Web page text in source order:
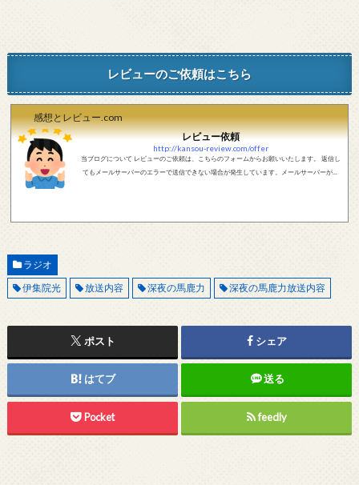
レビューのご依頼はこちら
感想とレビュー.com
レビュー依頼
http://kansou-review.com/offer
当ブログについて レビューのご依頼は、こちらのフォームからお願いいたします。 返信し
てもメールサーバーのエラーで送信できない場合が発生しています。メールサーバーが正
ラジオ
伊集院光
放送内容 深夜の馬鹿力 深夜の馬鹿力放送内容
ポスト シェア
はてブ 送る
Pocket feedly